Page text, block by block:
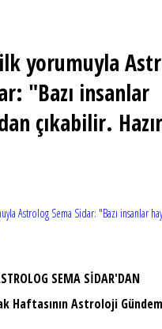
yorumuyla
"Bazı insanlar
çıkabilir. Hazır
SEMA SİDAR'DAN
Haftasının Astroloji